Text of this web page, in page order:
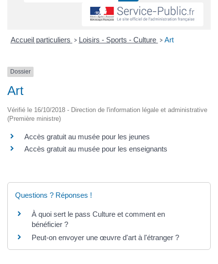
Accueil particuliers > Loisirs - Sports - Culture > Art
Dossier
Art
Vérifié le 16/10/2018 - Direction de l'information légale et administrative
(Première ministre)
Accès gratuit au musée pour les jeunes
Accès gratuit au musée pour les enseignants
Questions ? Réponses !
À quoi sert le pass Culture et comment en
bénéficier ?
Peut-on envoyer une œuvre d'art à l'étranger ?